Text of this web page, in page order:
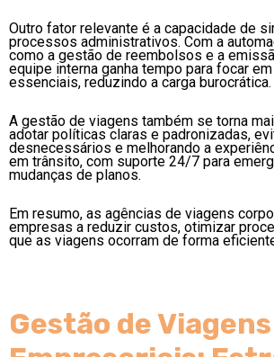
Outro fator relevante é a capacidade de
processos administrativos. Com a
como a gestão de reembolsos e a
equipe interna ganha tempo para focar
essenciais, reduzindo a carga burocrática.
A gestão de viagens também se torna
adotar políticas claras e padronizadas,
desnecessários e melhorando a
em trânsito, com suporte 24/7 para
mudanças de planos.
Em resumo, as agências de viagens
empresas a reduzir custos, otimizar
que as viagens ocorram de forma
Gestão de Viagens